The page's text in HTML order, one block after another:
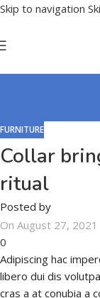
Skip to navigation
FURNITURE
Collar
ritual
Posted by
On August 27, 2021
0
Adipiscing hac
libero dui dis
cras a at conubia a